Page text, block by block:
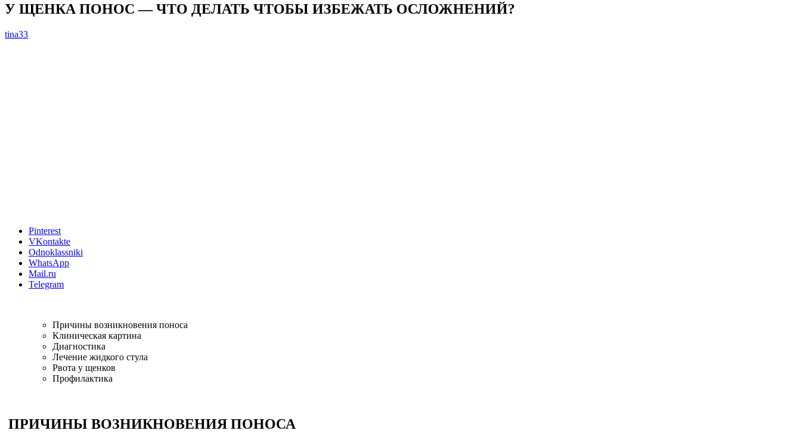
У ЩЕНКА ПОНОС — ЧТО ДЕЛАТЬ ЧТОБЫ ИЗБЕЖАТЬ ОСЛОЖНЕНИЙ?
tina33
Pinterest
VKontakte
Odnoklassniki
WhatsApp
Mail.ru
Telegram
Причины возникновения поноса
Клиническая картина
Диагностика
Лечение жидкого стула
Рвота у щенков
Профилактика
ПРИЧИНЫ ВОЗНИКНОВЕНИЯ ПОНОСА